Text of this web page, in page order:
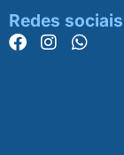
Redes sociais